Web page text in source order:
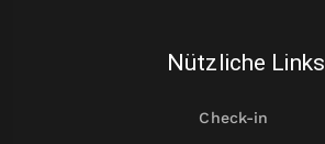
Nützliche Links
Check-in